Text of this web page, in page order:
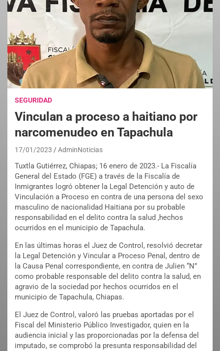
SEGURIDAD
Vinculan a proceso a haitiano por
narcomenudeo en Tapachula
17/01/2023 AdminNoticias
Tuxtla Gutiérrez, Chiapas; 16 enero de 2023.- La Fiscalía
General del Estado (FGE) a través de la Fiscalía de
Inmigrantes logró obtener la Legal Detención y auto de
Vinculación a Proceso en contra de una persona del sexo
masculino de nacionalidad Haitiana por su probable
responsabilidad en el delito contra la salud ,hechos
ocurridos en el municipio de Tapachula.
En las últimas horas el Juez de Control, resolvió decretar
la Legal Detención y Vincular a Proceso Penal, dentro de
la Causa Penal correspondiente, en contra de Julien “N”
como probable responsable del delito contra la salud, en
agravio de la sociedad por hechos ocurridos en el
municipio de Tapachula, Chiapas.
El Juez de Control, valoró las pruebas aportadas por el
Fiscal del Ministerio Público Investigador, quien en la
audiencia inicial y las proporcionadas por la defensa del
imputado, se comprobó la presunta responsabilidad del